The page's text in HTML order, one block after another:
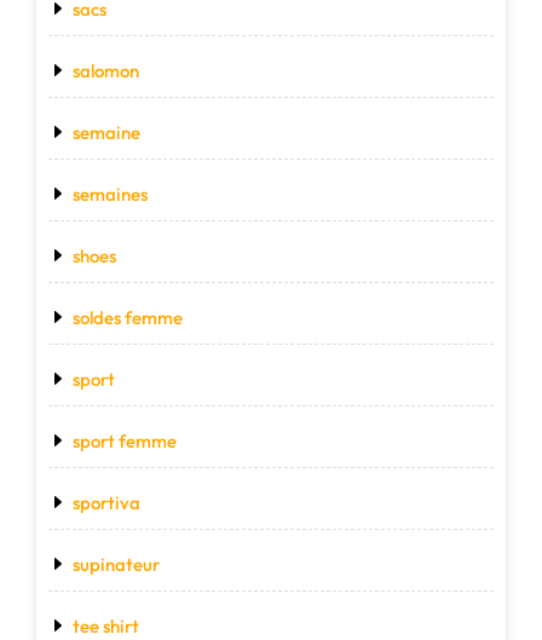
sacs
salomon
semaine
semaines
shoes
soldes femme
sport
sport femme
sportiva
supinateur
tee shirt